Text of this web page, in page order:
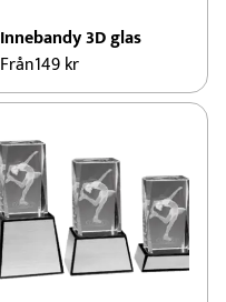
Innebandy 3D glas
Från149kr